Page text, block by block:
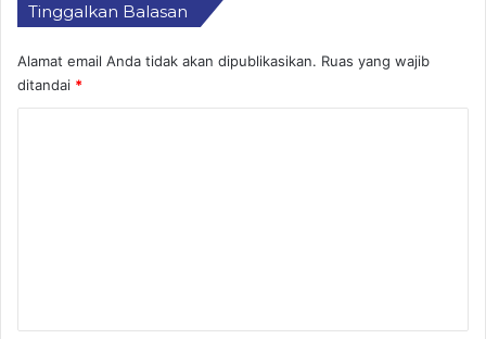
Tinggalkan Balasan
Alamat email Anda tidak akan dipublikasikan. Ruas yang wajib
ditandai *